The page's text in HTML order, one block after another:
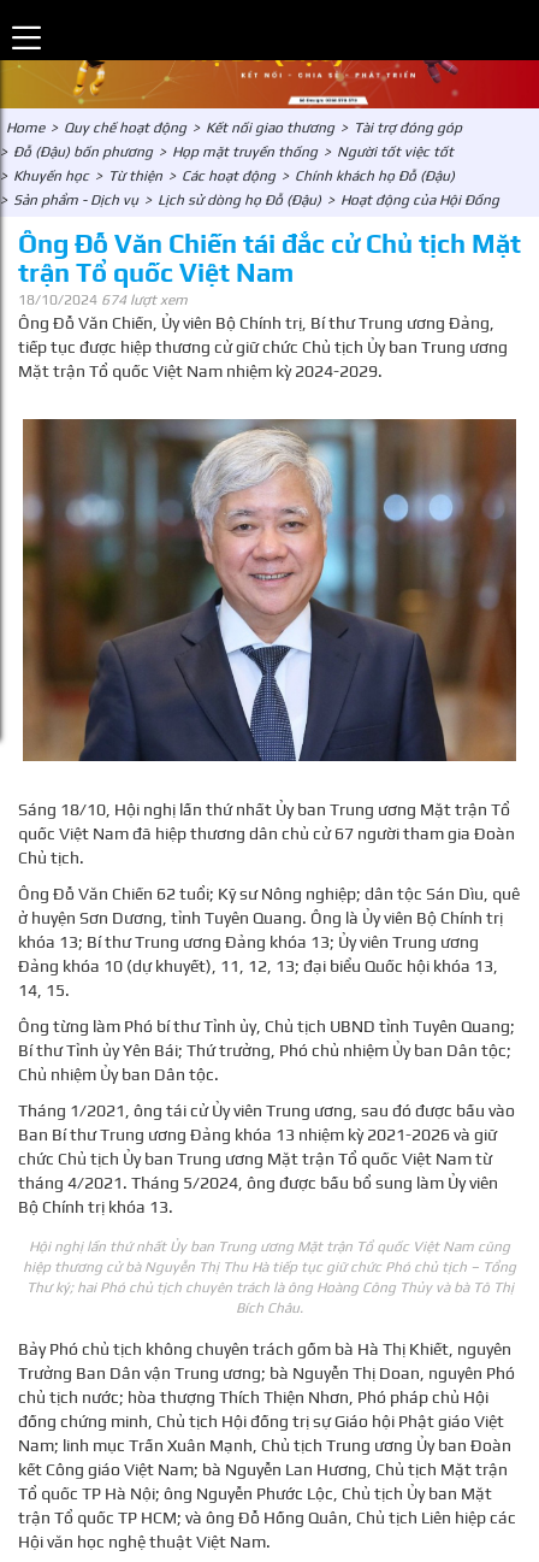
Home > Quy chế hoạt động > Kết nối giao thương > Tài trợ đóng góp
> Đỗ (Đậu) bốn phương > Họp mặt truyền thống > Người tốt việc tốt
> Khuyến học > Từ thiện > Các hoạt động > Chính khách họ Đỗ (Đậu)
> Sản phẩm - Dịch vụ > Lịch sử dòng họ Đỗ (Đậu) > Hoạt động của Hội Đồng
Ông Đỗ Văn Chiến tái đắc cử Chủ tịch Mặt
trận Tổ quốc Việt Nam
18/10/2024 674 lượt xem
Ông Đỗ Văn Chiến, Ủy viên Bộ Chính trị, Bí thư Trung ương Đảng,
tiếp tục được hiệp thương cử giữ chức Chủ tịch Ủy ban Trung ương
Mặt trận Tổ quốc Việt Nam nhiệm kỳ 2024-2029.
Sáng 18/10, Hội nghị lần thứ nhất Ủy ban Trung ương Mặt trận Tổ
quốc Việt Nam đã hiệp thương dân chủ cử 67 người tham gia Đoàn
Chủ tịch.
Ông Đỗ Văn Chiến 62 tuổi; Kỹ sư Nông nghiệp; dân tộc Sán Dìu, quê
ở huyện Sơn Dương, tỉnh Tuyên Quang. Ông là Ủy viên Bộ Chính trị
khóa 13; Bí thư Trung ương Đảng khóa 13; Ủy viên Trung ương
Đảng khóa 10 (dự khuyết), 11, 12, 13; đại biểu Quốc hội khóa 13,
14, 15.
Ông từng làm Phó bí thư Tỉnh ủy, Chủ tịch UBND tỉnh Tuyên Quang;
Bí thư Tỉnh ủy Yên Bái; Thứ trưởng, Phó chủ nhiệm Ủy ban Dân tộc;
Chủ nhiệm Ủy ban Dân tộc.
Tháng 1/2021, ông tái cử Ủy viên Trung ương, sau đó được bầu vào
Ban Bí thư Trung ương Đảng khóa 13 nhiệm kỳ 2021-2026 và giữ
chức Chủ tịch Ủy ban Trung ương Mặt trận Tổ quốc Việt Nam từ
tháng 4/2021. Tháng 5/2024, ông được bầu bổ sung làm Ủy viên
Bộ Chính trị khóa 13.
Hội nghị lần thứ nhất Ủy ban Trung ương Mặt trận Tổ quốc Việt Nam cũng
hiệp thương cử bà Nguyễn Thị Thu Hà tiếp tục giữ chức Phó chủ tịch – Tổng
Thư ký; hai Phó chủ tịch chuyên trách là ông Hoàng Công Thủy và bà Tô Thị
Bích Châu.
Bảy Phó chủ tịch không chuyên trách gồm bà Hà Thị Khiết, nguyên
Trưởng Ban Dân vận Trung ương; bà Nguyễn Thị Doan, nguyên Phó
chủ tịch nước; hòa thượng Thích Thiện Nhơn, Phó pháp chủ Hội
đồng chứng minh, Chủ tịch Hội đồng trị sự Giáo hội Phật giáo Việt
Nam; linh mục Trần Xuân Mạnh, Chủ tịch Trung ương Ủy ban Đoàn
kết Công giáo Việt Nam; bà Nguyễn Lan Hương, Chủ tịch Mặt trận
Tổ quốc TP Hà Nội; ông Nguyễn Phước Lộc, Chủ tịch Ủy ban Mặt
trận Tổ quốc TP HCM; và ông Đỗ Hồng Quân, Chủ tịch Liên hiệp các
Hội văn học nghệ thuật Việt Nam.